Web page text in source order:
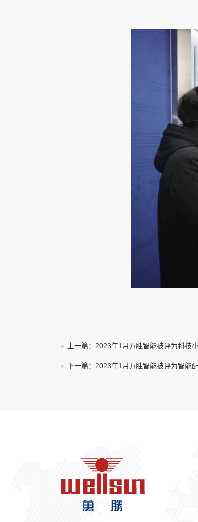
上一篇：2023年1月万胜智能被评为科技
下一篇：2023年1月万胜智能被评为智能